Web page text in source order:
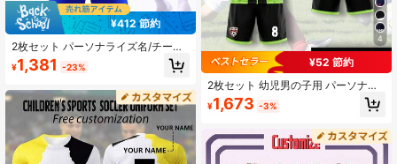
¥412 節約
2枚セット パーソナライズ名/チーム
カスタム ユースサッカージャージセ
ット、ティーンエイジャー向けカジ
ント - ボーイズセット - 半袖とショ
ーツセット、スポーツウェア/トレー
ニングスーツ、キッズ、通気性、誕
生日ギフト、新学期、サッカーファ
ン
¥1,381 -23%
4
¥52 節約
2枚セット 幼児男の子用 パーソナラ
イズ フットボールジャージ - カスタ
マイズ可能な名前とナンバー プリン
ョーツセット、速乾スポーツウェ
ア、ギフトに最適
¥1,673 -3%